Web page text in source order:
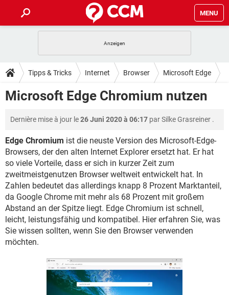
MENU
ANDROID IOS
WINDOWS 10 INSTAGRAM
TIPPS & TRICKS
SPIELE STREAMING
ANDROID IOS
WINDOWS 10 INSTAGRAM
WHATSAPP TIKTOK
FACEBOOK HARDWARE
DOWNLOADS
WINDOWS 10 INSTAGRAM
WHATSAPP TIKTOK
FORUM
SPIELE STREAMING
ANDROID IOS
WINDOWS 10 INSTAGRAM
WHATSAPP TIKTOK
FACEBOOK HARDWARE
LEXIKON
SPIELE STREAMING
WINDOWS 10 INSTAGRAM
WHATSAPP TIKTOK
FACEBOOK HARDWARE
Tipps & Tricks Internet Browser Microsoft Edge
Microsoft Edge Chromium nutzen
Dernière mise à jour le26 Juni 2020 à 06:17 parSilke Grasreiner .
Edge Chromium ist die neuste Version des Microsoft-Edge-
Browsers, der den alten Internet Explorer ersetzt hat. Er hat
so viele Vorteile, dass er sich in kurzer Zeit zum
zweitmeistgenutzen Browser weltweit entwickelt hat. In
Zahlen bedeutet das allerdings knapp 8 Prozent Marktanteil,
da Google Chrome mit mehr als 68 Prozent mit großem
Abstand an der Spitze liegt. Edge Chromium ist schnell,
leicht, leistungsfähig und kompatibel. Hier erfahren Sie, was
Sie wissen sollten, wenn Sie den Browser verwenden
möchten.